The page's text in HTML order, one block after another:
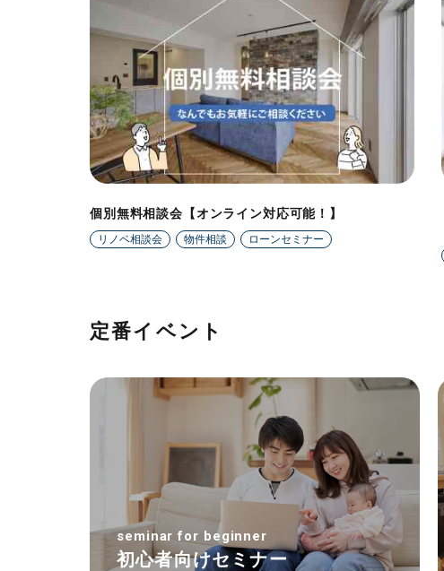
個別無料相談会【オンライン対応可能！】
リノベ相談会 物件相談 ローンセミナー
定番イベント
seminar for beginner
初心者向けセミナー